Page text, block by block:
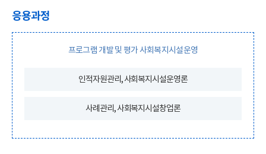
응용과정
프로그램 개발 및 평가 사회복지시설운영
인적자원관리, 사회복지시설운영론
사례관리, 사회복지시설창업론